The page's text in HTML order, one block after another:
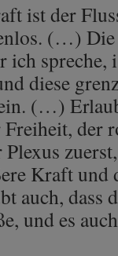
ist der
(…)
ich spreche,
diese
(…)
der
Kraft und
auch, dass
und es